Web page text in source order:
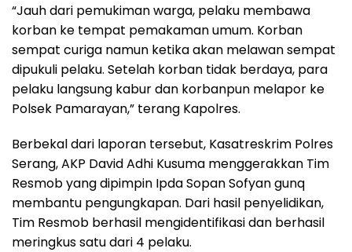
“Jauh dari pemukiman warga, pelaku membawa
korban ke tempat pemakaman umum. Korban
sempat curiga namun ketika akan melawan sempat
dipukuli pelaku. Setelah korban tidak berdaya, para
pelaku langsung kabur dan korbanpun melapor ke
Polsek Pamarayan,” terang Kapolres.
Berbekal dari laporan tersebut, Kasatreskrim Polres
Serang, AKP David Adhi Kusuma menggerakkan Tim
Resmob yang dipimpin Ipda Sopan Sofyan gunq
membantu pengungkapan. Dari hasil penyelidikan,
Tim Resmob berhasil mengidentifikasi dan berhasil
meringkus satu dari 4 pelaku.